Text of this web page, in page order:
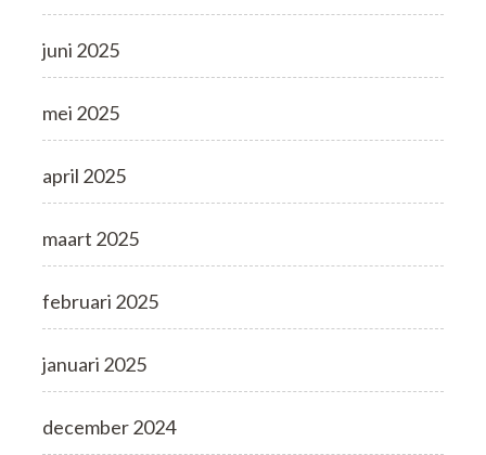
juni 2025
mei 2025
april 2025
maart 2025
februari 2025
januari 2025
december 2024